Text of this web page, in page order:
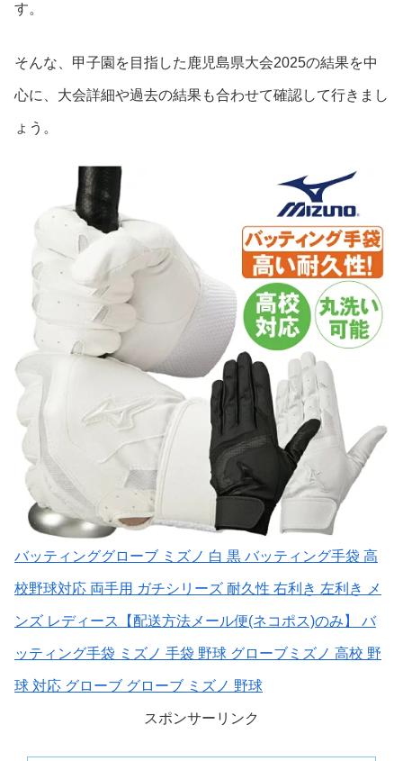
す。
そんな、甲子園を目指した鹿児島県大会2025の結果を中
心に、大会詳細や過去の結果も合わせて確認して行きまし
ょう。
バッティンググローブ ミズノ 白 黒 バッティング手袋 高
校野球対応 両手用 ガチシリーズ 耐久性 右利き 左利き メ
ンズ レディース【配送方法メール便(ネコポス)のみ】 バ
ッティング手袋 ミズノ 手袋 野球 グローブミズノ 高校 野
球 対応 グローブ グローブ ミズノ 野球
スポンサーリンク